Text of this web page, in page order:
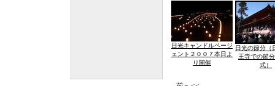
日光キャンドルページ
ェント２００７本日よ
り開催
日光の節分（
王寺での節
式）